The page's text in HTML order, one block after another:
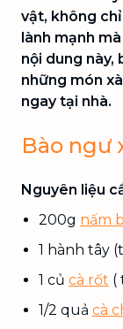
vật, không
lành mạnh
nội dung này,
những món
ngay tại nhà.
Bào ngư
Nguyên liệu
200g nấm
1 hành tây
1 củ cà rốt (
1/2 quả cà